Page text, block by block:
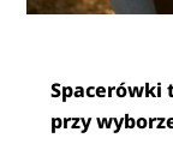
Spacerówki
przy